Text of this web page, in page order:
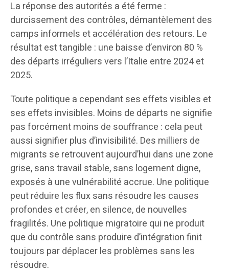
La réponse des autorités a été ferme :
durcissement des contrôles, démantèlement des
camps informels et accélération des retours. Le
résultat est tangible : une baisse d’environ 80 %
des départs irréguliers vers l’Italie entre 2024 et
2025.
Toute politique a cependant ses effets visibles et
ses effets invisibles. Moins de départs ne signifie
pas forcément moins de souffrance : cela peut
aussi signifier plus d’invisibilité. Des milliers de
migrants se retrouvent aujourd’hui dans une zone
grise, sans travail stable, sans logement digne,
exposés à une vulnérabilité accrue. Une politique
peut réduire les flux sans résoudre les causes
profondes et créer, en silence, de nouvelles
fragilités. Une politique migratoire qui ne produit
que du contrôle sans produire d’intégration finit
toujours par déplacer les problèmes sans les
résoudre.